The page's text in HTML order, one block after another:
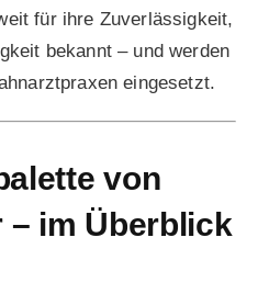
für ihre Zuverlässigkeit,
bekannt – und werden
eingesetzt.
von
– im Überblick